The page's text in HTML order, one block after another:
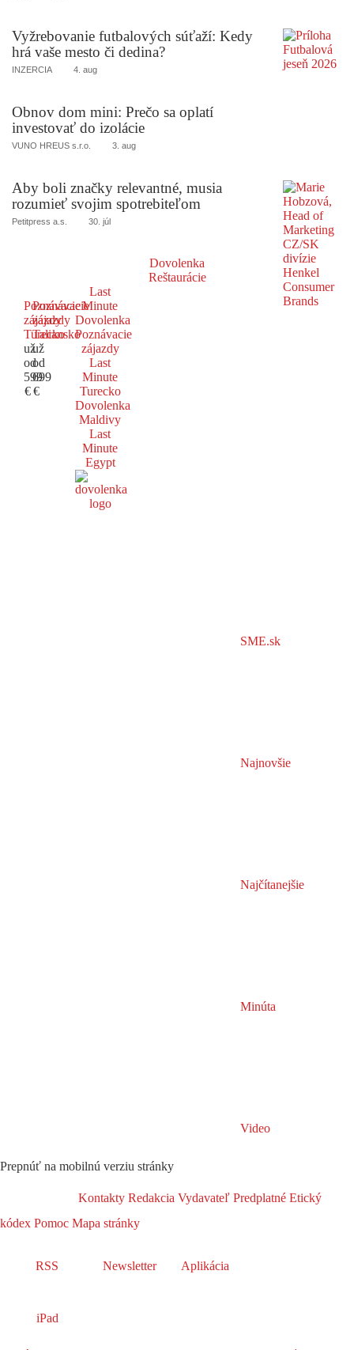
Vyžrebovanie futbalových súťaží: Kedy
hrá vaše mesto či dedina?
INZERCIA 4. aug
Obnov dom mini: Prečo sa oplatí
investovať do izolácie
VUNO HREUS s.r.o. 3. aug
Aby boli značky relevantné, musia
rozumieť svojim spotrebiteľom
Petitpress a.s. 30. júl
Dovolenka
Reštaurácie
Poznávacie
zájazdy
Turecko
už
od
599
€
Poznávacie
zájazdy
Taliansko
už
od
699
€
Last
Minute
Dovolenka
Poznávacie
zájazdy
Last
Minute
Turecko
Dovolenka
Maldivy
Last
Minute
Egypt
SME.sk
Najnovšie
Najčítanejšie
Minúta
Video
Prepnúť na mobilnú verziu stránky
Kontakty Redakcia Vydavateľ Predplatné Etický
kódex Pomoc Mapa stránky
RSS Newsletter Aplikácia
iPad